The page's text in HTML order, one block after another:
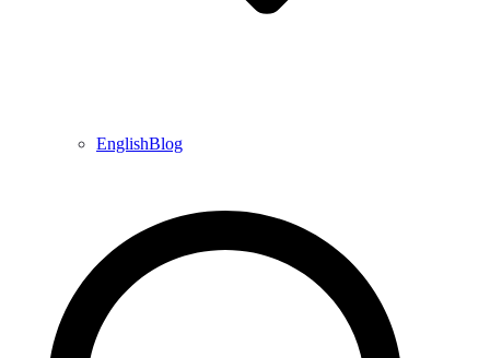
EnglishBlog